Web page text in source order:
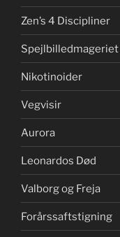
Zen’s 4 Discipliner
Spejlbilledmageriet
Nikotinoider
Vegvisir
Aurora
Leonardos Død
Valborg og Freja
Forårssaftstigning